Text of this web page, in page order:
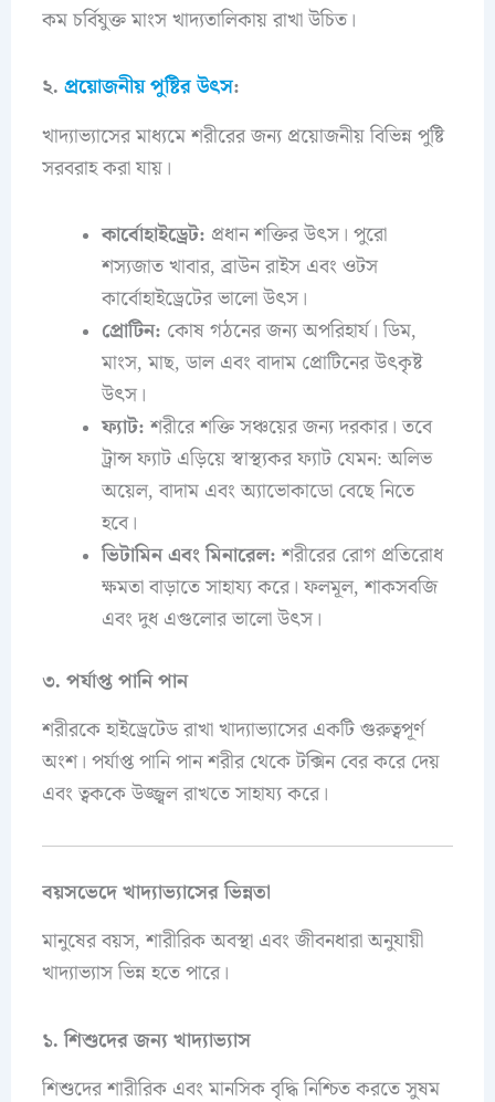
কম চর্বিযুক্ত মাংস খাদ্যতালিকায় রাখা উচিত।
২. প্রয়োজনীয় পুষ্টির উৎস:
খাদ্যাভ্যাসের মাধ্যমে শরীরের জন্য প্রয়োজনীয় বিভিন্ন পুষ্টি
সরবরাহ করা যায়।
কার্বোহাইড্রেট: প্রধান শক্তির উৎস। পুরো
শস্যজাত খাবার, ব্রাউন রাইস এবং ওটস
কার্বোহাইড্রেটের ভালো উৎস।
প্রোটিন: কোষ গঠনের জন্য অপরিহার্য। ডিম,
মাংস, মাছ, ডাল এবং বাদাম প্রোটিনের উৎকৃষ্ট
উৎস।
ফ্যাট: শরীরে শক্তি সঞ্চয়ের জন্য দরকার। তবে
ট্রান্স ফ্যাট এড়িয়ে স্বাস্থ্যকর ফ্যাট যেমন: অলিভ
অয়েল, বাদাম এবং অ্যাভোকাডো বেছে নিতে
হবে।
ভিটামিন এবং মিনারেল: শরীরের রোগ প্রতিরোধ
ক্ষমতা বাড়াতে সাহায্য করে। ফলমূল, শাকসবজি
এবং দুধ এগুলোর ভালো উৎস।
৩. পর্যাপ্ত পানি পান
শরীরকে হাইড্রেটেড রাখা খাদ্যাভ্যাসের একটি গুরুত্বপূর্ণ
অংশ। পর্যাপ্ত পানি পান শরীর থেকে টক্সিন বের করে দেয়
এবং ত্বককে উজ্জ্বল রাখতে সাহায্য করে।
বয়সভেদে খাদ্যাভ্যাসের ভিন্নতা
মানুষের বয়স, শারীরিক অবস্থা এবং জীবনধারা অনুযায়ী
খাদ্যাভ্যাস ভিন্ন হতে পারে।
১. শিশুদের জন্য খাদ্যাভ্যাস
শিশুদের শারীরিক এবং মানসিক বৃদ্ধি নিশ্চিত করতে সুষম